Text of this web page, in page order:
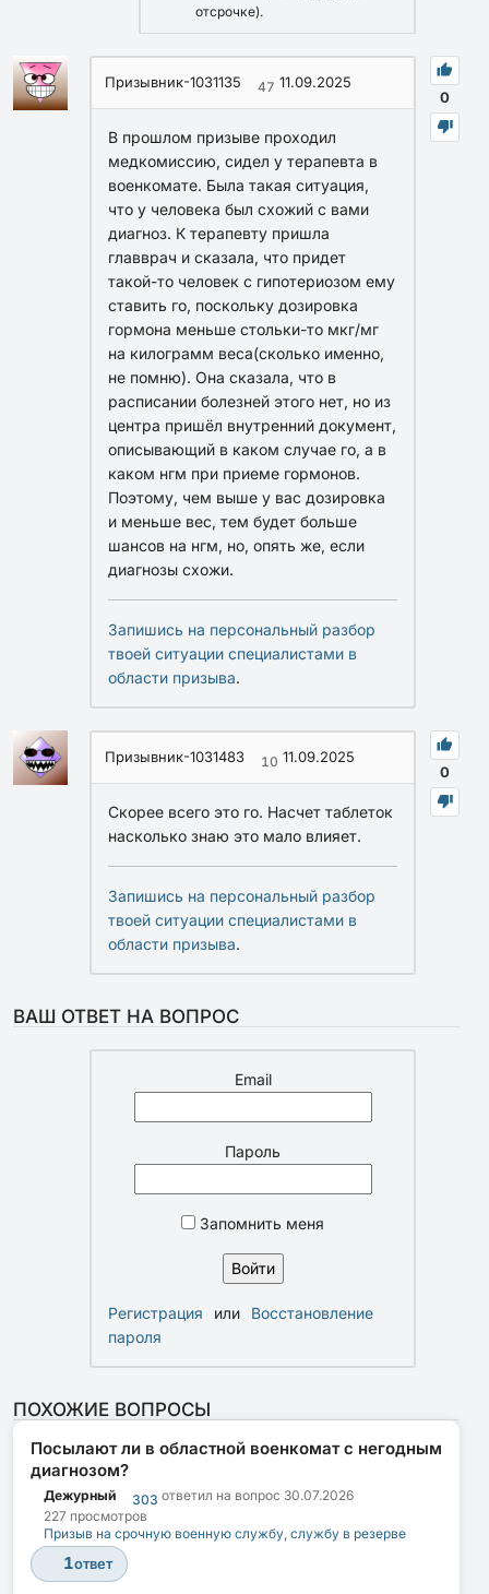
отсрочке).
0
Призывник-1031135 47 11.09.2025
В прошлом призыве проходил
медкомиссию, сидел у терапевта в
военкомате. Была такая ситуация,
что у человека был схожий с вами
диагноз. К терапевту пришла
главврач и сказала, что придет
такой-то человек с гипотериозом ему
ставить го, поскольку дозировка
гормона меньше стольки-то мкг/мг
на килограмм веса(сколько именно,
не помню). Она сказала, что в
расписании болезней этого нет, но из
центра пришёл внутренний документ,
описывающий в каком случае го, а в
каком нгм при приеме гормонов.
Поэтому, чем выше у вас дозировка
и меньше вес, тем будет больше
шансов на нгм, но, опять же, если
диагнозы схожи.
Запишись на персональный разбор
твоей ситуации специалистами в
области призыва.
0
Призывник-1031483 10 11.09.2025
Скорее всего это го. Насчет таблеток
насколько знаю это мало влияет.
Запишись на персональный разбор
твоей ситуации специалистами в
области призыва.
ВАШ ОТВЕТ НА ВОПРОС
Email
Пароль
Запомнить меня
Регистрация или
Восстановление
пароля
ПОХОЖИЕ ВОПРОСЫ
Посылают ли в областной военкомат с негодным
диагнозом?
Дежурный 303 ответил на вопрос 30.07.2026
227 просмотров
Призыв на срочную военную службу, службу в резерве
1ответ